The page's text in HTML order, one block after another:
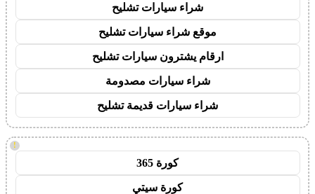
شراء سيارات تشليح
موقع شراء سيارات تشليح
ارقام يشترون سيارات تشليح
شراء سيارات مصدومة
شراء سيارات قديمة تشليح
!
كورة 365
كورة سيتي